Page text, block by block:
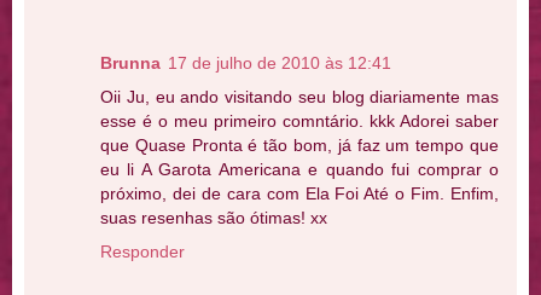
Brunna 17 de julho de 2010 às 12:41
Oii Ju, eu ando visitando seu blog diariamente mas
esse é o meu primeiro comntário. kkk Adorei saber
que Quase Pronta é tão bom, já faz um tempo que
eu li A Garota Americana e quando fui comprar o
próximo, dei de cara com Ela Foi Até o Fim. Enfim,
suas resenhas são ótimas! xx
Responder